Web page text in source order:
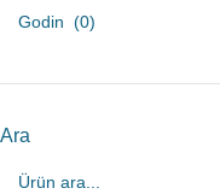
Ara